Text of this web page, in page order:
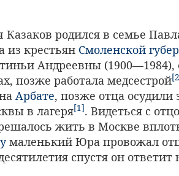
родился в семье
из крестьян Смоленской
Андреевны
позже работала медсестрой
Арбате, позже отца осудили
в лагеря[1]. Видеться с
жить в Москве
маленький Юра провожал
спустя он ответит